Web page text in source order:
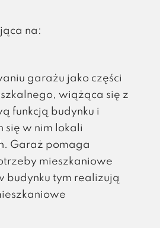
na:
garażu jako części
wiążąca się z
funkcją budynku i
się w nim lokali
Garaż pomaga
mieszkaniowe
budynku tym realizują